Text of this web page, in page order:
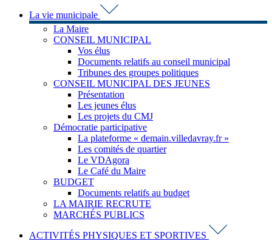
La vie municipale
La Maire
CONSEIL MUNICIPAL
Vos élus
Documents relatifs au conseil municipal
Tribunes des groupes politiques
CONSEIL MUNICIPAL DES JEUNES
Présentation
Les jeunes élus
Les projets du CMJ
Démocratie participative
La plateforme « demain.villedavray.fr »
Les comités de quartier
Le VDAgora
Le Café du Maire
BUDGET
Documents relatifs au budget
LA MAIRIE RECRUTE
MARCHÉS PUBLICS
ACTIVITÉS PHYSIQUES ET SPORTIVES